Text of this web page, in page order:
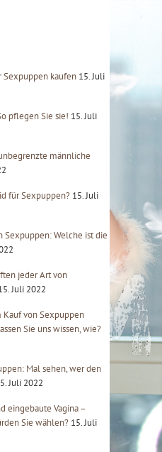
Sexpuppen kaufen 15. Juli
pflegen Sie sie! 15. Juli
männliche
für Sexpuppen? 15. Juli
Sexpuppen: Welche ist die
jeder Art von
Juli 2022
Kauf von Sexpuppen
Sie uns wissen, wie?
Mal sehen, wer den
Juli 2022
eingebaute Vagina –
Sie wählen? 15. Juli